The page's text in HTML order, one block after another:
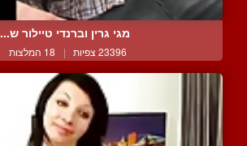
מגי גרין וברנדי טיילור ש...
23396 צפיות | 18 המלצות